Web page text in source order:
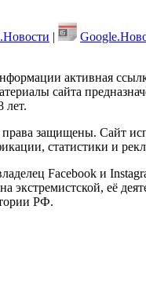
|
активная
сайта
лет.
защищены. Сайт
статистики и
Facebook и
экстремистской, её
РФ.